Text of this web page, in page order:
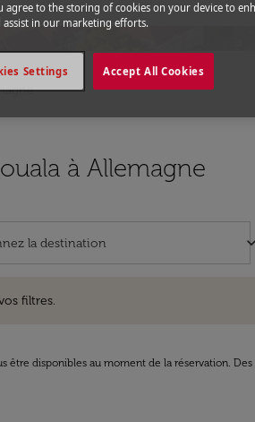
à Allemagne
keyboard_arrow_down
filtres.
disponibles au moment de la réservation.
agree to the storing of cookies on your device to
assist in our marketing efforts.
Accept All Cookies
Settings